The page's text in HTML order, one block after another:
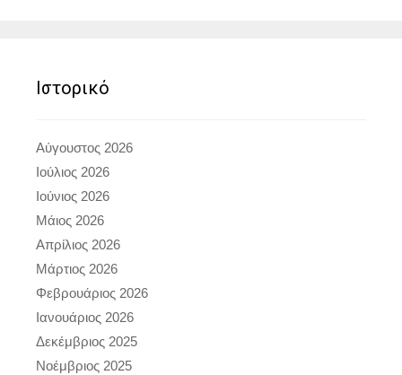
Ιστορικό
Αύγουστος 2026
Ιούλιος 2026
Ιούνιος 2026
Μάιος 2026
Απρίλιος 2026
Μάρτιος 2026
Φεβρουάριος 2026
Ιανουάριος 2026
Δεκέμβριος 2025
Νοέμβριος 2025